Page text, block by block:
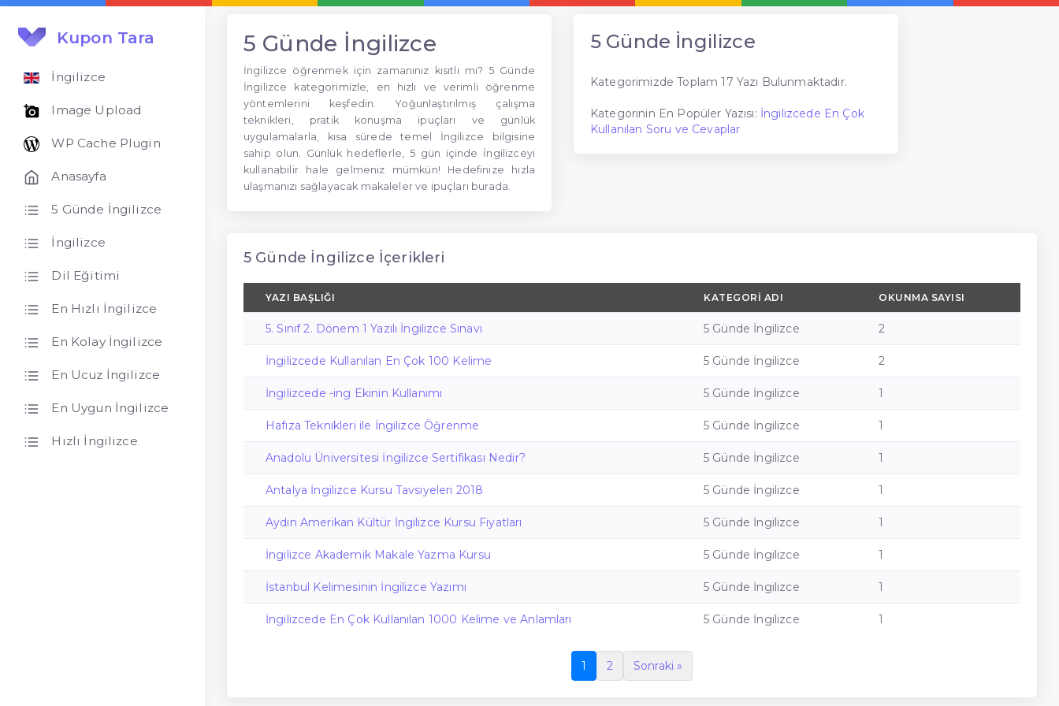
Kupon Tara
İngilizce
Image Upload
WP Cache Plugin
Anasayfa
5 Günde İngilizce
İngilizce
Dil Eğitimi
En Hızlı İngilizce
En Kolay İngilizce
En Ucuz İngilizce
En Uygun İngilizce
Hızlı İngilizce
5 Günde İngilizce
İngilizce öğrenmek için zamanınız kısıtlı mı? 5 Günde
İngilizce kategorimizle, en hızlı ve verimli öğrenme
yöntemlerini keşfedin. Yoğunlaştırılmış çalışma
teknikleri, pratik konuşma ipuçları ve günlük
uygulamalarla, kısa sürede temel İngilizce bilgisine
sahip olun. Günlük hedeflerle, 5 gün içinde İngilizceyi
kullanabilir hale gelmeniz mümkün! Hedefinize hızla
ulaşmanızı sağlayacak makaleler ve ipuçları burada.
5 Günde İngilizce
Kategorimizde Toplam 17 Yazı Bulunmaktadır.
Kategorinin En Popüler Yazısı: İngilizcede En Çok
Kullanılan Soru ve Cevaplar
5 Günde İngilizce İçerikleri
YAZI BAŞLIĞI KATEGORI ADI OKUNMA SAYISI
5. Sınıf 2. Dönem 1 Yazılı İngilizce Sınavı 5 Günde İngilizce 2
İngilizcede Kullanılan En Çok 100 Kelime 5 Günde İngilizce 2
İngilizcede -ing Ekinin Kullanımı 5 Günde İngilizce 1
Hafıza Teknikleri ile İngilizce Öğrenme 5 Günde İngilizce 1
Anadolu Üniversitesi İngilizce Sertifikası Nedir? 5 Günde İngilizce 1
Antalya İngilizce Kursu Tavsiyeleri 2018 5 Günde İngilizce 1
Aydın Amerikan Kültür İngilizce Kursu Fiyatları 5 Günde İngilizce 1
İngilizce Akademik Makale Yazma Kursu 5 Günde İngilizce 1
İstanbul Kelimesinin İngilizce Yazımı 5 Günde İngilizce 1
İngilizcede En Çok Kullanılan 1000 Kelime ve Anlamları 5 Günde İngilizce 1
1 2 Sonraki »